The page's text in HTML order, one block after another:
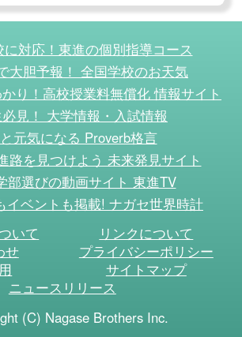
に対応！東進の個別指導コース
大胆予報！ 全国学校のお天気
り！高校授業料無償化 情報サイト
見！ 大学情報・入試情報
元気になる Proverb格言
路を見つけよう 未来発見サイト
部選びの動画サイト 東進TV
イベントも掲載! ナガセ世界時計
いて
リンクについて
せ
プライバシーポリシー
サイトマップ
ニュースリリース
(C) Nagase Brothers Inc.